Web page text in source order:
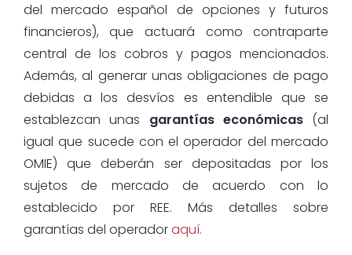
del mercado español de opciones y futuros
financieros), que actuará como contraparte
central de los cobros y pagos mencionados.
Además, al generar unas obligaciones de pago
debidas a los desvíos es entendible que se
establezcan unas garantías económicas(al
igual que sucede con el operador del mercado
OMIE) que deberán ser depositadas por los
sujetos de mercado de acuerdo con lo
establecido por REE. Más detalles sobre
garantías del operadoraquí.